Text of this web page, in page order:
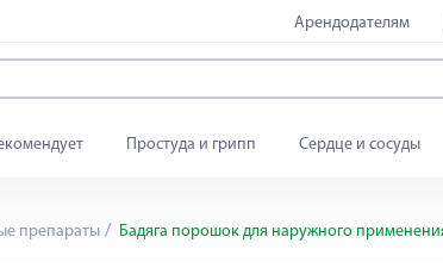
Арендодателям
Простуда и грипп Сердце и сосуды
препараты Бадяга порошок для наружного